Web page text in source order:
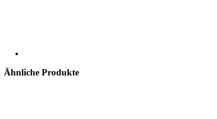
Ähnliche Produkte